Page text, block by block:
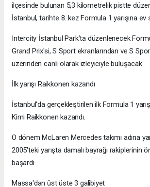
ilçesinde bulunan 5,3 kilometrelik pistte
İstanbul, tarihte 8. kez Formula 1 yarışına ev
Intercity İstanbul Park’ta düzenlenecek
Grand Prix'si, S Sport ekranlarından ve S
üzerinden canlı olarak izleyiciyle buluşacak.
İlk yarışı Raikkonen kazandı
İstanbul'da gerçekleştirilen ilk Formula 1
Kimi Raikkonen kazandı.
O dönem McLaren Mercedes takımı adına
2005'teki yarışta damalı bayrağı rakiplerinin
başardı.
Massa'dan üst üste 3 galibiyet